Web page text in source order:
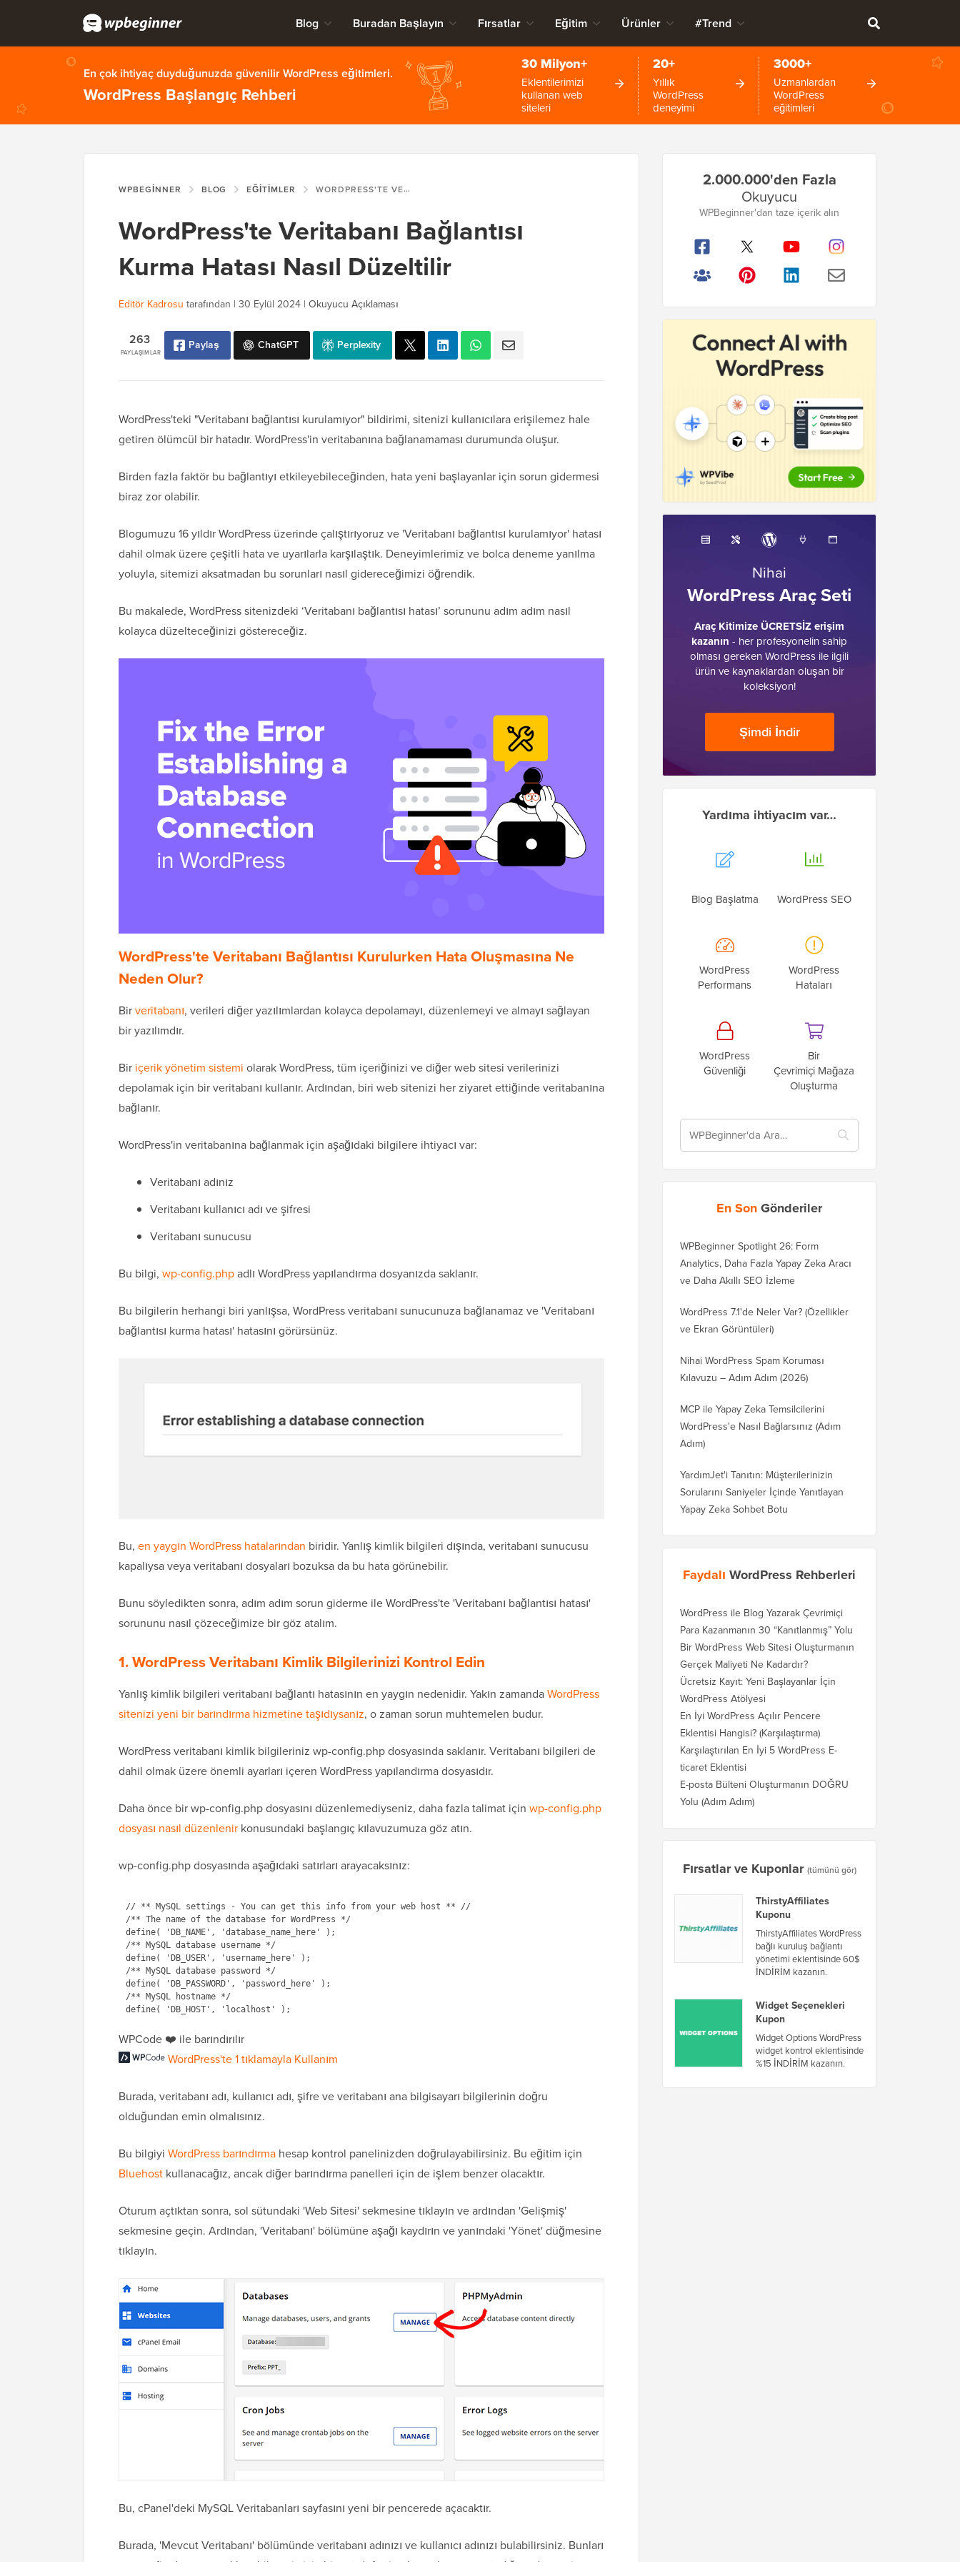
Blog Buradan Başlayın Fırsatlar Eğitim Ürünler #Trend
En çok ihtiyaç duyduğunuzda güvenilir WordPress eğitimleri.
WordPress Başlangıç Rehberi
30 Milyon+
Eklentilerimizi
kullanan web
siteleri
20+
Yıllık
WordPress
deneyimi
3000+
Uzmanlardan
WordPress
eğitimleri
WPBEGINNER BLOG EĞITIMLER WORDPRESS'TE VERITABANI BAĞLANTISI KURMA HATASI NASIL DÜZELTILIR
WordPress'te Veritabanı Bağlantısı
Kurma Hatası Nasıl Düzeltilir
Editör Kadrosu tarafından | 30 Eylül 2024 | Okuyucu Açıklaması
PAYLAŞIMLAR
263 Paylaş ChatGPT Perplexity
WordPress'teki "Veritabanı bağlantısı kurulamıyor" bildirimi, sitenizi kullanıcılara erişilemez hale
getiren ölümcül bir hatadır. WordPress'in veritabanına bağlanamaması durumunda oluşur.
Birden fazla faktör bu bağlantıyı etkileyebileceğinden, hata yeni başlayanlar için sorun gidermesi
biraz zor olabilir.
Blogumuzu 16 yıldır WordPress üzerinde çalıştırıyoruz ve 'Veritabanı bağlantısı kurulamıyor' hatası
dahil olmak üzere çeşitli hata ve uyarılarla karşılaştık. Deneyimlerimiz ve bolca deneme yanılma
yoluyla, sitemizi aksatmadan bu sorunları nasıl gidereceğimizi öğrendik.
Bu makalede, WordPress sitenizdeki ‘Veritabanı bağlantısı hatası’ sorununu adım adım nasıl
kolayca düzelteceğinizi göstereceğiz.
WordPress'te Veritabanı Bağlantısı Kurulurken Hata Oluşmasına Ne
Neden Olur?
Birveritabanı, verileri diğer yazılımlardan kolayca depolamayı, düzenlemeyi ve almayı sağlayan
bir yazılımdır.
Bir içerik yönetim sistemi olarak WordPress, tüm içeriğinizi ve diğer web sitesi verilerinizi
depolamak için bir veritabanı kullanır. Ardından, biri web sitenizi her ziyaret ettiğinde veritabanına
bağlanır.
WordPress'in veritabanına bağlanmak için aşağıdaki bilgilere ihtiyacı var:
Veritabanı adınız
Veritabanı kullanıcı adı ve şifresi
Veritabanı sunucusu
Bu bilgi, wp-config.phpadlı WordPress yapılandırma dosyanızda saklanır.
Bu bilgilerin herhangi biri yanlışsa, WordPress veritabanı sunucunuza bağlanamaz ve 'Veritabanı
bağlantısı kurma hatası' hatasını görürsünüz.
Bu, en yaygın WordPress hatalarından biridir. Yanlış kimlik bilgileri dışında, veritabanı sunucusu
kapalıysa veya veritabanı dosyaları bozuksa da bu hata görünebilir.
Bunu söyledikten sonra, adım adım sorun giderme ile WordPress'te 'Veritabanı bağlantısı hatası'
sorununu nasıl çözeceğimize bir göz atalım.
1. WordPress Veritabanı Kimlik Bilgilerinizi Kontrol Edin
Yanlış kimlik bilgileri veritabanı bağlantı hatasının en yaygın nedenidir. Yakın zamandaWordPress
sitenizi yeni bir barındırma hizmetine taşıdıysanız, o zaman sorun muhtemelen budur.
WordPress veritabanı kimlik bilgileriniz wp-config.php dosyasında saklanır. Veritabanı bilgileri de
dahil olmak üzere önemli ayarları içeren WordPress yapılandırma dosyasıdır.
Daha önce bir wp-config.php dosyasını düzenlemediyseniz, daha fazla talimat için wp-config.php
dosyası nasıl düzenlenir konusundaki başlangıç kılavuzumuza göz atın.
wp-config.php dosyasında aşağıdaki satırları arayacaksınız:
// ** MySQL settings - You can get this info from your web host ** //
/** The name of the database for WordPress */
define( 'DB_NAME', 'database_name_here' );
/** MySQL database username */
define( 'DB_USER', 'username_here' );
/** MySQL database password */
define( 'DB_PASSWORD', 'password_here' );
/** MySQL hostname */
WPCode ❤️ ile barındırılır
WordPress'te 1 tıklamayla Kullanım
Burada, veritabanı adı, kullanıcı adı, şifre ve veritabanı ana bilgisayarı bilgilerinin doğru
olduğundan emin olmalısınız.
Bu bilgiyi WordPress barındırma hesap kontrol panelinizden doğrulayabilirsiniz. Bu eğitim için
Bluehost kullanacağız, ancak diğer barındırma panelleri için de işlem benzer olacaktır.
Oturum açtıktan sonra, sol sütundaki 'Web Sitesi' sekmesine tıklayın ve ardından 'Gelişmiş'
sekmesine geçin. Ardından, 'Veritabanı' bölümüne aşağı kaydırın ve yanındaki 'Yönet' düğmesine
tıklayın.
Bu, cPanel'deki MySQL Veritabanları sayfasını yeni bir pencerede açacaktır.
Burada, 'Mevcut Veritabanı' bölümünde veritabanı adınızı ve kullanıcı adınızı bulabilirsiniz. Bunları
Kenar
Çubuğu
2.000.000'den Fazla
Okuyucu
WPBeginner'dan taze içerik alın
Nihai
WordPress Araç Seti
Araç Kitimize ÜCRETSİZ erişim
kazanın - her profesyonelin sahip
olması gereken WordPress ile ilgili
ürün ve kaynaklardan oluşan bir
koleksiyon!
Şimdi İndir
Yardıma ihtiyacım var…
Blog Başlatma WordPress SEO
WordPress
Performans
WordPress
Hataları
WordPress
Güvenliği
Bir
Çevrimiçi Mağaza
Oluşturma
En SonGönderiler
WPBeginner Spotlight 26: Form
Analytics, Daha Fazla Yapay Zeka Aracı
ve Daha Akıllı SEO İzleme
WordPress 7.1'de Neler Var? (Özellikler
ve Ekran Görüntüleri)
Nihai WordPress Spam Koruması
Kılavuzu – Adım Adım (2026)
MCP ile Yapay Zeka Temsilcilerini
WordPress'e Nasıl Bağlarsınız (Adım
Adım)
YardımJet'i Tanıtın: Müşterilerinizin
Sorularını Saniyeler İçinde Yanıtlayan
Yapay Zeka Sohbet Botu
Faydalı WordPress Rehberleri
WordPress ile Blog Yazarak Çevrimiçi
Para Kazanmanın 30 “Kanıtlanmış” Yolu
Bir WordPress Web Sitesi Oluşturmanın
Gerçek Maliyeti Ne Kadardır?
Ücretsiz Kayıt: Yeni Başlayanlar İçin
WordPress Atölyesi
En İyi WordPress Açılır Pencere
Eklentisi Hangisi? (Karşılaştırma)
Karşılaştırılan En İyi 5 WordPress E-
ticaret Eklentisi
E-posta Bülteni Oluşturmanın DOĞRU
Yolu (Adım Adım)
Fırsatlar ve Kuponlar (tümünü gör)
ThirstyAffiliates
Kuponu
ThirstyAffiliates WordPress
bağlı kuruluş bağlantı
yönetimi eklentisinde 60$
İNDİRİM kazanın.
Widget Seçenekleri
Kupon
Widget Options WordPress
widget kontrol eklentisinde
%15 İNDİRİM kazanın.